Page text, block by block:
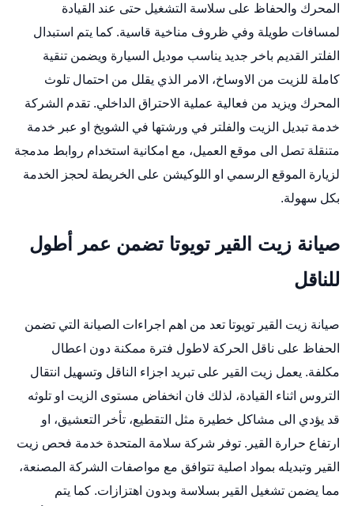
المحرك والحفاظ على سلاسة التشغيل حتى عند القيادة
لمسافات طويلة وفي ظروف مناخية قاسية. كما يتم استبدال
الفلتر القديم باخر جديد يناسب موديل السيارة ويضمن تنقية
كاملة للزيت من الاوساخ، الامر الذي يقلل من احتمال تلوث
المحرك ويزيد من فعالية عملية الاحتراق الداخلي. تقدم الشركة
خدمة تبديل الزيت والفلتر في ورشتها في الشويخ او عبر خدمة
متنقلة تصل الى موقع العميل، مع امكانية استخدام روابط مدمجة
لزيارة الموقع الرسمي او اللوكيشن على الخريطة لحجز الخدمة
بكل سهولة.
صيانة زيت القير تويوتا تضمن عمر أطول
للناقل
صيانة زيت القير تويوتا تعد من اهم اجراءات الصيانة التي تضمن
الحفاظ على ناقل الحركة لاطول فترة ممكنة دون اعطال
مكلفة. يعمل زيت القير على تبريد اجزاء الناقل وتسهيل انتقال
التروس اثناء القيادة، لذلك فان انخفاض مستوى الزيت او تلوثه
قد يؤدي الى مشاكل خطيرة مثل التقطيع، تأخر التعشيق، او
ارتفاع حرارة القير. توفر شركة سلامة المتحدة خدمة فحص زيت
القير وتبديله بمواد اصلية تتوافق مع مواصفات الشركة المصنعة،
مما يضمن تشغيل القير بسلاسة وبدون اهتزازات. كما يتم